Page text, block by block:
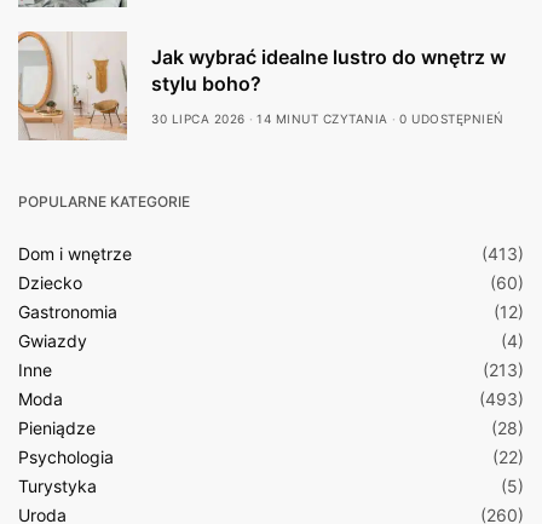
Jak wybrać idealne lustro do wnętrz w
stylu boho?
30 LIPCA 2026 14 MINUT CZYTANIA 0 UDOSTĘPNIEŃ
POPULARNE KATEGORIE
Dom i wnętrze
(413)
Dziecko
(60)
Gastronomia
(12)
Gwiazdy
(4)
Inne
(213)
Moda
(493)
Pieniądze
(28)
Psychologia
(22)
Turystyka
(5)
Uroda
(260)